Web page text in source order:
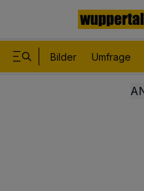
Bilder Umfrage